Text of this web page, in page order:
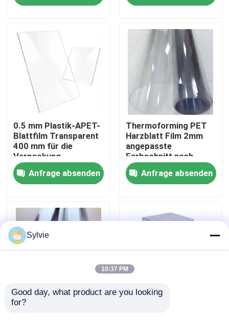
Produkte
Über uns
Fabrik-Ausflug
Qualitätskontrolle
Treten Sie mit uns in Verbindung
Nachrichten
Fälle
0.5 mm Plastik-APET-
Blattfilm Transparent
400 mm für die
Verpackung
angepasst
Anfrage absenden
Thermoforming PET
Harzblatt Film 2mm
angepasste
Farbschnitt nach
Größe
Anfrage absenden
Jungfrau-Haustier-
Sylvie
10:37 PM
Good day, what product are you looking
for?